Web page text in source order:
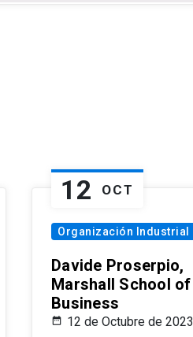
12 OCT
Organización Industrial
Davide Proserpio,
Marshall School of
Business
12 de Octubre de 2023